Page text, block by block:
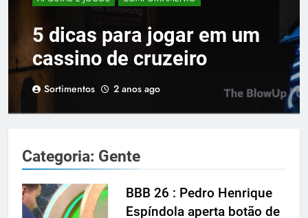
5 dicas para jogar em um
cassino de cruzeiro
Sortimentos 2 anos ago
Categoria: Gente
BBB 26 : Pedro Henrique
Espíndola aperta botão de